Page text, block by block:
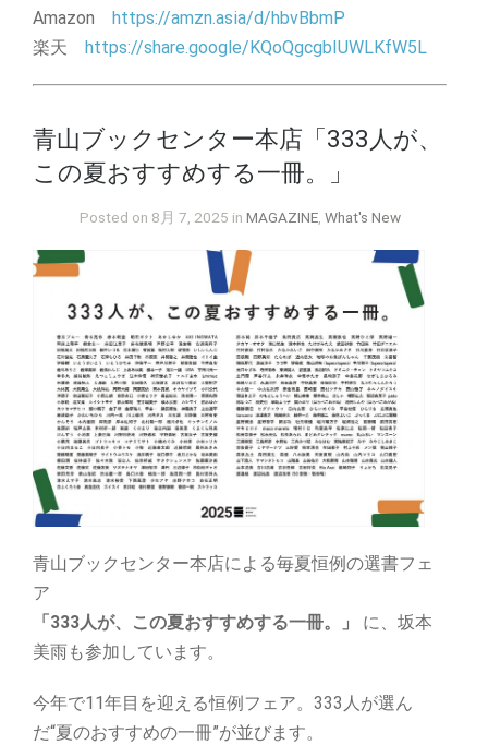
Amazon https://amzn.asia/d/hbvBbmP
楽天 https://share.google/KQoQgcgbIUWLKfW5L
青山ブックセンター本店「333人が、
この夏おすすめする一冊。」
Posted on 8月 7, 2025 in MAGAZINE, What's New
青山ブックセンター本店による毎夏恒例の選書フェ
ア
「333人が、この夏おすすめする一冊。」
に、坂本
美雨も参加しています。
今年で11年目を迎える恒例フェア。333人が選ん
だ“夏のおすすめの一冊”が並びます。